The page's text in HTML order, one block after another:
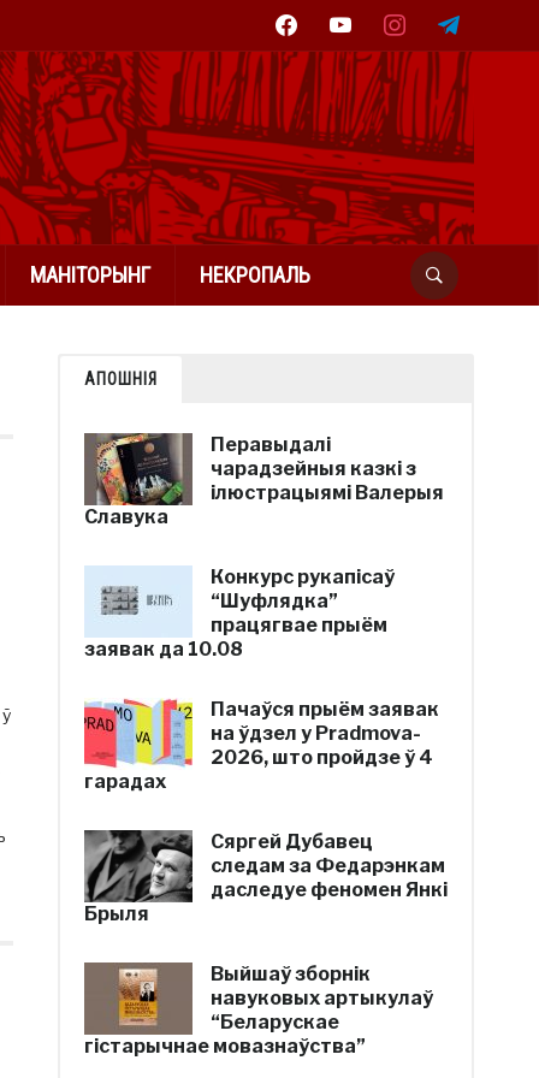
facebookyoutube instagramtelegram
МАНІТОРЫНГ НЕКРОПАЛЬ
АПОШНІЯ
Перавыдалі
чарадзейныя казкі з
ілюстрацыямі Валерыя
Славука
Конкурс рукапісаў
“Шуфлядка”
працягвае прыём
заявак да 10.08
Пачаўся прыём заявак
на ўдзел у Pradmova-
2026, што пройдзе ў 4
гарадах
Сяргей Дубавец
следам за Федарэнкам
даследуе феномен Янкі
Брыля
Выйшаў зборнік
навуковых артыкулаў
“Беларускае
гістарычнае мовазнаўства”